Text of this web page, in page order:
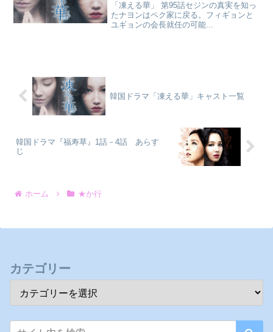
「凍える華」 第95話セジンの真実を知っ
たナヨンはペク家に戻る。フィギョンと
ユギョンの会長就任の可能...
韓国ドラマ「凍える華」キャスト一覧
韓国ドラマ『福寿草』1話－4話 あらす
じ
ホーム ★か行
カテゴリー